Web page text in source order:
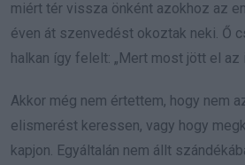
miért tér vissza önként azokhoz az
éven át szenvedést okoztak neki. Ő
halkan így felelt: „Mert most jött el az
Akkor még nem értettem, hogy nem
elismerést keressen, vagy hogy
kapjon. Egyáltalán nem állt